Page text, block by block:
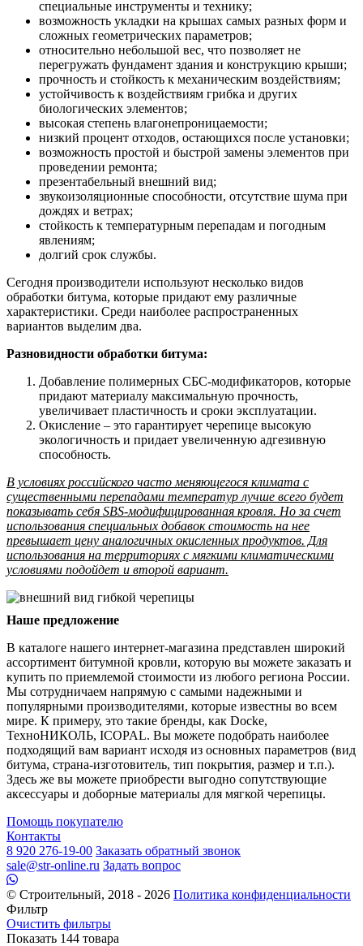
специальные инструменты и технику;
возможность укладки на крышах самых разных форм и
сложных геометрических параметров;
относительно небольшой вес, что позволяет не
перегружать фундамент здания и конструкцию крыши;
прочность и стойкость к механическим воздействиям;
устойчивость к воздействиям грибка и других
биологических элементов;
высокая степень влагонепроницаемости;
низкий процент отходов, остающихся после установки;
возможность простой и быстрой замены элементов при
проведении ремонта;
презентабельный внешний вид;
звукоизоляционные способности, отсутствие шума при
дождях и ветрах;
стойкость к температурным перепадам и погодным
явлениям;
долгий срок службы.
Сегодня производители используют несколько видов
обработки битума, которые придают ему различные
характеристики. Среди наиболее распространенных
вариантов выделим два.
Разновидности обработки битума:
Добавление полимерных СБС-модификаторов, которые
придают материалу максимальную прочность,
увеличивает пластичность и сроки эксплуатации.
Окисление – это гарантирует черепице высокую
экологичность и придает увеличенную адгезивную
способность.
В условиях российского часто меняющегося климата с
существенными перепадами температур лучше всего будет
показывать себя SBS-модифицированная кровля. Но за счет
использования специальных добавок стоимость на нее
превышает цену аналогичных окисленных продуктов. Для
использования на территориях с мягкими климатическими
условиями подойдет и второй вариант.
Наше предложение
В каталоге нашего интернет-магазина представлен широкий
ассортимент битумной кровли, которую вы можете заказать и
купить по приемлемой стоимости из любого региона России.
Мы сотрудничаем напрямую с самыми надежными и
популярными производителями, которые известны во всем
мире. К примеру, это такие бренды, как Docke,
ТехноНИКОЛЬ, ICOPAL. Вы можете подобрать наиболее
подходящий вам вариант исходя из основных параметров (вид
битума, страна-изготовитель, тип покрытия, размер и т.п.).
Здесь же вы можете приобрести выгодно сопутствующие
аксессуары и доборные материалы для мягкой черепицы.
Помощь покупателю
Контакты
8 920 276-19-00 Заказать обратный звонок
sale@str-online.ru Задать вопрос
© Строительный, 2018 - 2026 Политика конфиденциальности
Фильтр
Очистить фильтры
Показать 144 товара